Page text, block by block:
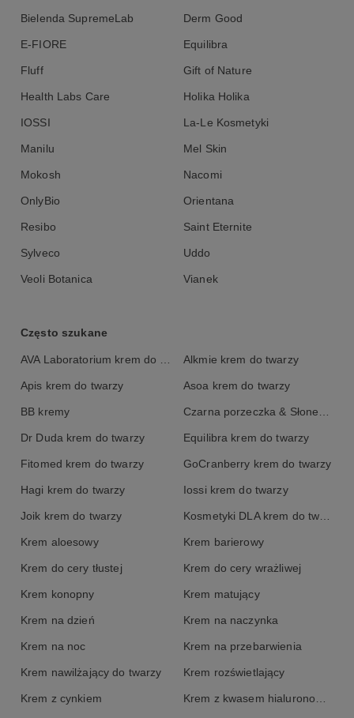
Bielenda SupremeLab Derm Good
E-FIORE Equilibra
Fluff Gift of Nature
Health Labs Care Holika Holika
IOSSI La-Le Kosmetyki
Manilu Mel Skin
Mokosh Nacomi
OnlyBio Orientana
Resibo Saint Eternite
Sylveco Uddo
Veoli Botanica Vianek
Często szukane
AVA Laboratorium krem do twarzy Alkmie krem do twarzy
Apis krem do twarzy Asoa krem do twarzy
BB kremy Czarna porzeczka & Słonecznik krem do twarzy
Dr Duda krem do twarzy Equilibra krem do twarzy
Fitomed krem do twarzy GoCranberry krem do twarzy
Hagi krem do twarzy Iossi krem do twarzy
Joik krem do twarzy Kosmetyki DLA krem do twarzy
Krem aloesowy Krem barierowy
Krem do cery tłustej Krem do cery wrażliwej
Krem konopny Krem matujący
Krem na dzień Krem na naczynka
Krem na noc Krem na przebarwienia
Krem nawilżający do twarzy Krem rozświetlający
Krem z cynkiem Krem z kwasem hialuronowym